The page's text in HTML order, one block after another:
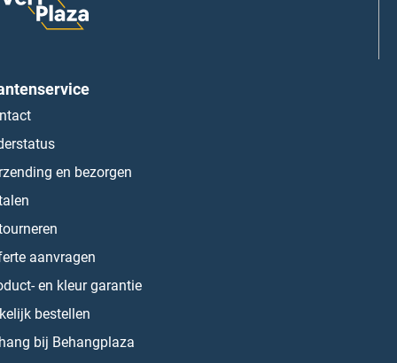
en bezorgen
aanvragen
en kleur garantie
bestellen
bij Behangplaza